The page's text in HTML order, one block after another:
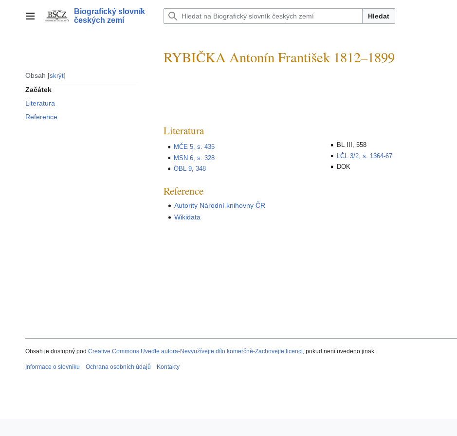
Hlavní menu
Biografický slovník
českých zemí
Hledat
Obsah skrýt
Začátek
Literatura
Reference
RYBIČKA Antonín František 1812–1899
Literatura
MČE 5, s. 435
MSN 6, s. 328
ÖBL 9, 348
BL III, 558
LČL 3/2, s. 1364-67
DOK
Reference
Autority Národní knihovny ČR
Wikidata
Obsah je dostupný pod Creative Commons Uveďte autora-Nevyužívejte dílo komerčně-Zachovejte licenci, pokud není uvedeno jinak.
Informace o slovníku Ochrana osobních údajů Kontakty